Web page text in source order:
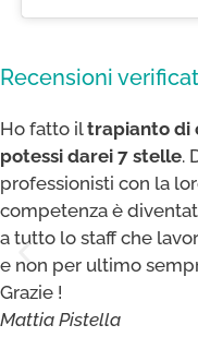
Recensioni
Ho fatto iltrapianto di
potessi darei 7 stelle.
professionisti con la
competenza è
a tutto lo staff che
e non per ultimo
Grazie !
Mattia Pistella